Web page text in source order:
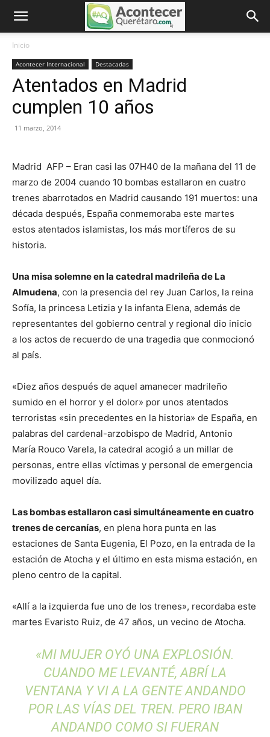
Inicio
Acontecer Internacional Destacadas
Atentados en Madrid
cumplen 10 años
11 marzo, 2014
Madrid AFP – Eran casi las 07H40 de la mañana del 11 de
marzo de 2004 cuando 10 bombas estallaron en cuatro
trenes abarrotados en Madrid causando 191 muertos: una
década después, España conmemoraba este martes
estos atentados islamistas, los más mortíferos de su
historia.
Una misa solemne en la catedral madrileña de La
Almudena, con la presencia del rey Juan Carlos, la reina
Sofía, la princesa Letizia y la infanta Elena, además de
representantes del gobierno central y regional dio inicio
a los actos de recuerdo de una tragedia que conmocionó
al país.
«Diez años después de aquel amanecer madrileño
sumido en el horror y el dolor» por unos atentados
terroristas «sin precedentes en la historia» de España, en
palabras del cardenal-arzobispo de Madrid, Antonio
María Rouco Varela, la catedral acogió a un millar de
personas, entre ellas víctimas y personal de emergencia
movilizado aquel día.
Las bombas estallaron casi simultáneamente en cuatro
trenes de cercanías, en plena hora punta en las
estaciones de Santa Eugenia, El Pozo, en la entrada de la
estación de Atocha y el último en esta misma estación, en
pleno centro de la capital.
«Allí a la izquierda fue uno de los trenes», recordaba este
martes Evaristo Ruiz, de 47 años, un vecino de Atocha.
«MI MUJER OYÓ UNA EXPLOSIÓN.
CUANDO ME LEVANTÉ, ABRÍ LA
VENTANA Y VI A LA GENTE ANDANDO
POR LAS VÍAS DEL TREN. PERO IBAN
ANDANDO COMO SI FUERAN